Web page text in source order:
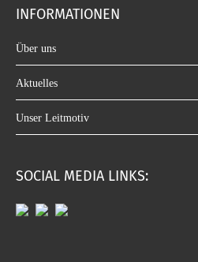
INFORMATIONEN
Über uns
Aktuelles
Unser Leitmotiv
SOCIAL MEDIA LINKS: